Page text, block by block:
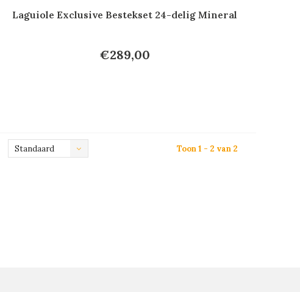
Laguiole Exclusive Bestekset 24-delig Mineral
€289,00
Standaard Toon 1 - 2 van 2